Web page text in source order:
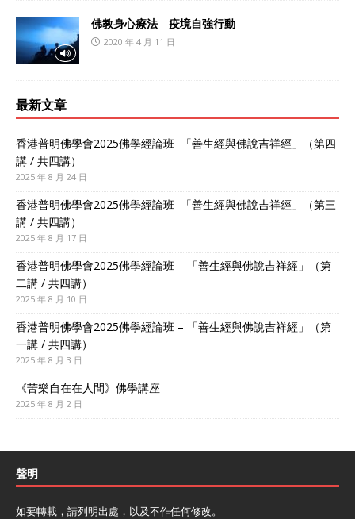
佛教身心療法 疫境自強行動
2020 年 4 月 11 日
最新文章
香港普明佛學會2025佛學經論班 「善生經與佛說吉祥經」（第四
講 / 共四講）
2025 年 8 月 24 日
香港普明佛學會2025佛學經論班 「善生經與佛說吉祥經」（第三
講 / 共四講）
2025 年 8 月 17 日
香港普明佛學會2025佛學經論班 – 「善生經與佛說吉祥經」（第
二講 / 共四講）
2025 年 8 月 10 日
香港普明佛學會2025佛學經論班 – 「善生經與佛說吉祥經」（第
一講 / 共四講）
2025 年 8 月 3 日
《苦樂自在在人間》佛學講座
2025 年 8 月 2 日
聲明
如要轉載，請列明出處，以及不作任何修改。